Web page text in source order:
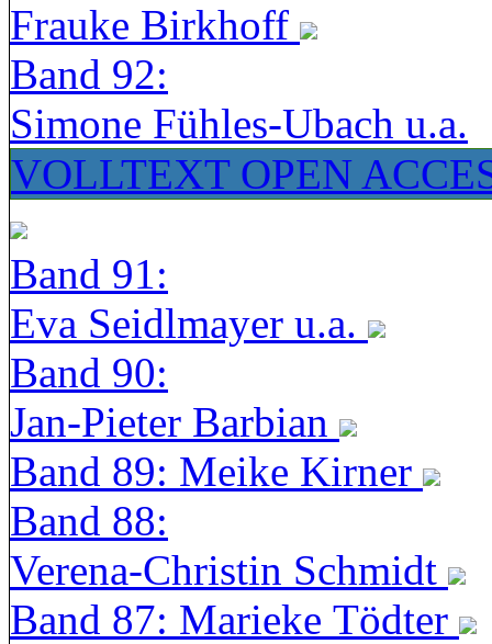
Frauke Birkhoff
Band 92:
Simone Fühles-Ubach u.a.
VOLLTEXT OPEN
Band 91:
Eva Seidlmayer u.a.
Band 90:
Jan-Pieter Barbian
Band 89: Meike Kirner
Band 88:
Verena-Christin Schmidt
Band 87: Marieke Tödter